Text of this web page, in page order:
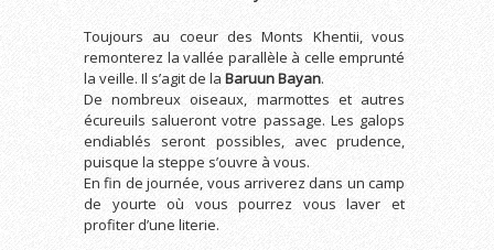
Toujours au coeur des Monts Khentii, vous
remonterez la vallée parallèle à celle emprunté
la veille. Il s’agit de la Baruun Bayan.
De nombreux oiseaux, marmottes et autres
écureuils salueront votre passage. Les galops
endiablés seront possibles, avec prudence,
puisque la steppe s’ouvre à vous.
En fin de journée, vous arriverez dans un camp
de yourte où vous pourrez vous laver et
profiter d’une literie.